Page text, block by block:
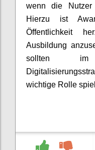
wenn die Nutzer
Hierzu ist
Öffentlichkeit
Ausbildung
sollten
wichtige Rolle